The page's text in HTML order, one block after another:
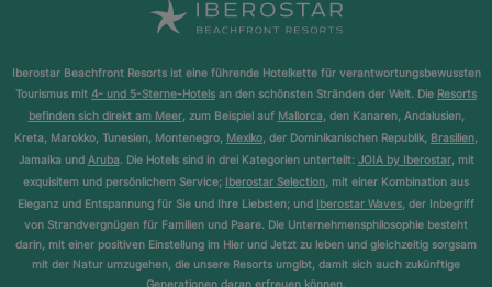
Iberostar Beachfront Resorts ist eine führende Hotelkette für verantwortungsbewussten
Tourismus mit 4- und 5-Sterne-Hotels an den schönsten Stränden der Welt. Die Resorts
befinden sich direkt am Meer, zum Beispiel auf Mallorca, den Kanaren, Andalusien,
Kreta, Marokko, Tunesien, Montenegro, Mexiko, der Dominikanischen Republik, Brasilien,
Jamaika und Aruba. Die Hotels sind in drei Kategorien unterteilt: JOIA by Iberostar, mit
exquisitem und persönlichem Service; Iberostar Selection, mit einer Kombination aus
Eleganz und Entspannung für Sie und Ihre Liebsten; und Iberostar Waves, der Inbegriff
von Strandvergnügen für Familien und Paare. Die Unternehmensphilosophie besteht
darin, mit einer positiven Einstellung im Hier und Jetzt zu leben und gleichzeitig sorgsam
mit der Natur umzugehen, die unsere Resorts umgibt, damit sich auch zukünftige
Generationen daran erfreuen können.